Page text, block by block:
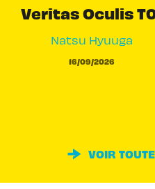
Veritas Oculis
Natsu Hyuuga
16/09/2026
VOIR